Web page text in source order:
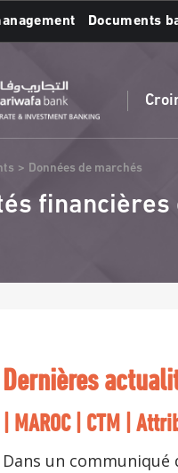
Documents
Données de marchés
financières
Dernières
| MAROC | CTM |
Dans un communiqué